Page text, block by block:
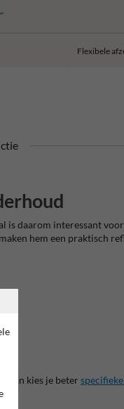
Flexibele
is daarom interessant
hem een praktisch
Dan kies je beter